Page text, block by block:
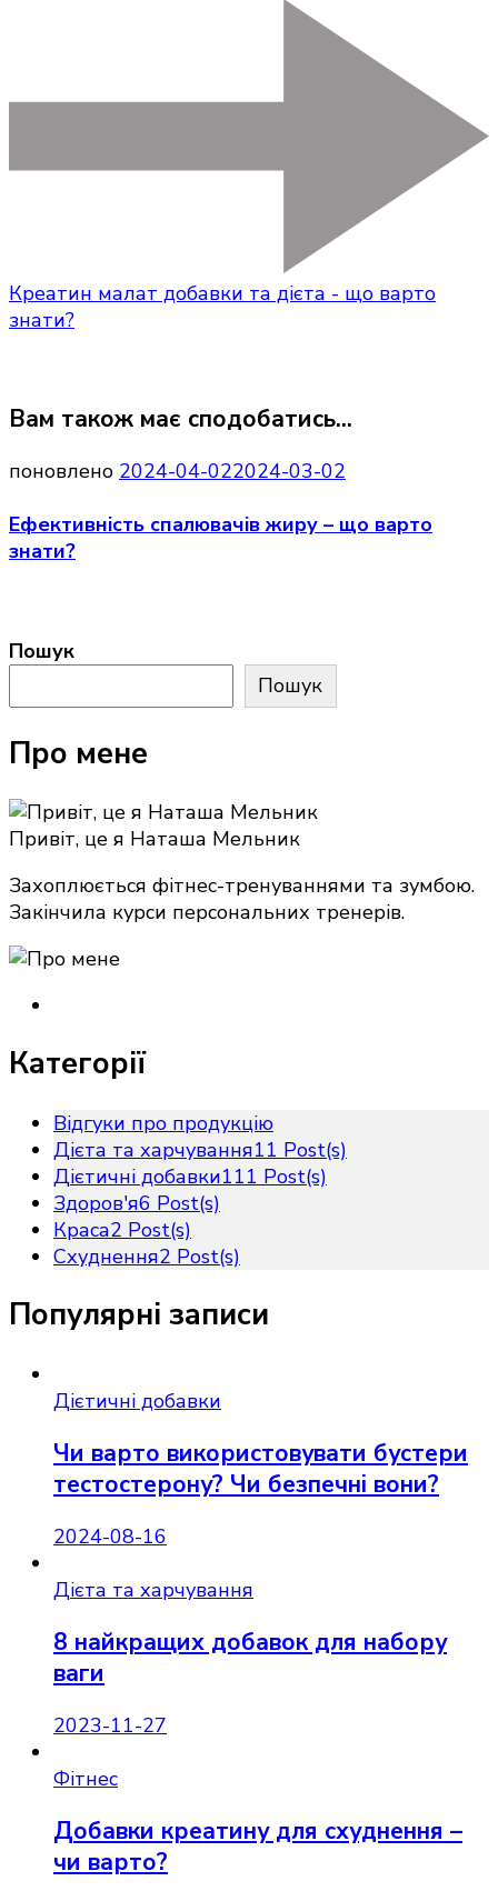
Креатин малат добавки та дієта - що варто
знати?
Вам також має сподобатись...
поновлено 2024-04-022024-03-02
Ефективність спалювачів жиру – що варто
знати?
Пошук
Пошук
Про мене
Привіт, це я Наташа Мельник
Захоплюється фітнес-тренуваннями та зумбою.
Закінчила курси персональних тренерів.
Категорії
Відгуки про продукцію
Дієта та харчування11 Post(s)
Дієтичні добавки111 Post(s)
Здоров'я6 Post(s)
Краса2 Post(s)
Схуднення2 Post(s)
Популярні записи
Дієтичні добавки
Чи варто використовувати бустери
тестостерону? Чи безпечні вони?
2024-08-16
Дієта та харчування
8 найкращих добавок для набору
ваги
2023-11-27
Фітнес
Добавки креатину для схуднення –
чи варто?